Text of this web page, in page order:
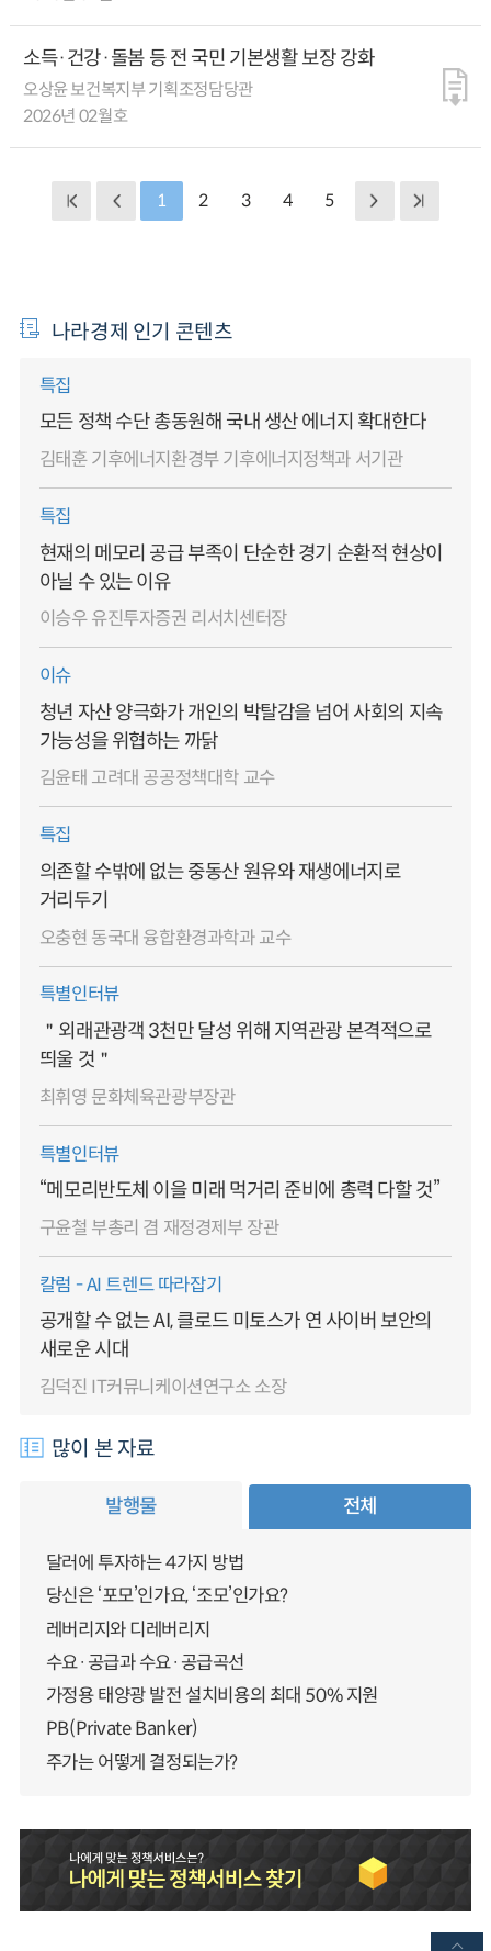
소득·건강·돌봄 등 전 국민 기본생활 보장 강화
오상윤 보건복지부 기획조정담당관
2026년 02월호
1 2 3 4 5
나라경제 인기 콘텐츠
특집
모든 정책 수단 총동원해 국내 생산 에너지 확대한다
김태훈 기후에너지환경부 기후에너지정책과 서기관
특집
현재의 메모리 공급 부족이 단순한 경기 순환적 현상이
아닐 수 있는 이유
이승우 유진투자증권 리서치센터장
이슈
청년 자산 양극화가 개인의 박탈감을 넘어 사회의 지속
가능성을 위협하는 까닭
김윤태 고려대 공공정책대학 교수
특집
의존할 수밖에 없는 중동산 원유와 재생에너지로
거리두기
오충현 동국대 융합환경과학과 교수
특별인터뷰
＂외래관광객 3천만 달성 위해 지역관광 본격적으로
띄울 것＂
최휘영 문화체육관광부장관
특별인터뷰
“메모리반도체 이을 미래 먹거리 준비에 총력 다할 것”
구윤철 부총리 겸 재정경제부 장관
칼럼 - AI 트렌드 따라잡기
공개할 수 없는 AI, 클로드 미토스가 연 사이버 보안의
새로운 시대
김덕진 IT커뮤니케이션연구소 소장
많이 본 자료
발행물 전체
달러에 투자하는 4가지 방법
당신은 ‘포모’인가요, ‘조모’인가요?
레버리지와 디레버리지
수요·공급과 수요·공급곡선
가정용 태양광 발전 설치비용의 최대 50% 지원
PB(Private Banker)
주가는 어떻게 결정되는가?